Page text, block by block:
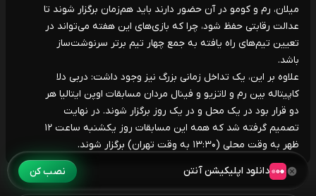
میلان، رم و کومو در آن حضور دارند باید هم‌زمان برگزار شوند تا
عدالت رقابتی حفظ شود، چرا که بازی‌های این هفته می‌تواند در
تعیین تیم‌های راه‌ یافته به جمع چهار تیم برتر سرنوشت‌ساز
باشد.
علاوه بر این، یک تداخل زمانی بزرگ نیز وجود داشت: دربی دلا
کاپیتاله بین رم و لاتزیو و فینال مردان مسابقات اوپن ایتالیا هر
دو قرار بود در یک محل و در یک روز برگزار شوند. در نهایت
تصمیم گرفته شد که همه این مسابقات روز یکشنبه ساعت ۱۲
ظهر به وقت محلی (۱۳:۳۰ به وقت تهران) برگزار شوند.
دانلود اپلیکیشن آنتن
نصب کن